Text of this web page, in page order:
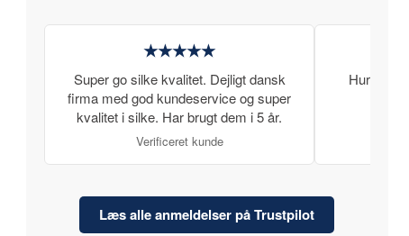
★★★★★
Super go silke kvalitet. Dejligt dansk
firma med god kundeservice og super
kvalitet i silke. Har brugt dem i 5 år.
Verificeret kunde
Hurtig
Læs alle anmeldelser på Trustpilot